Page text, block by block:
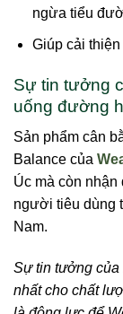
ngừa tiểu
Giúp cải
Sự tin tưởng
uống đường
Sản phẩm cân
Balance của
Úc mà còn
người tiêu dùng
Nam.
Sự tin tưởng
nhất cho chất